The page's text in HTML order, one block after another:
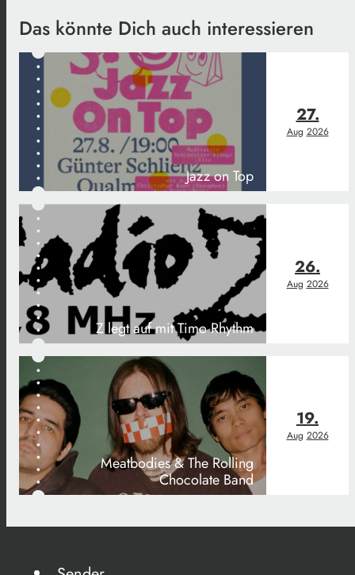
Das könnte Dich auch interessieren
Jazz on Top
27.
Aug 2026
Z legt auf mit Timo Rhythm
26.
Aug 2026
Meatbodies & The Rolling
Chocolate Band
19.
Aug 2026